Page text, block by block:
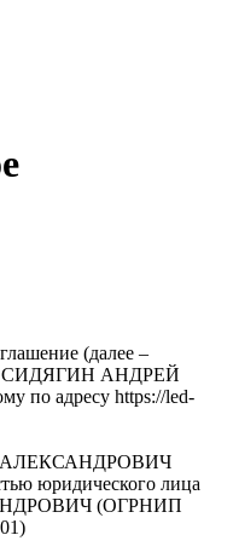
(далее –
СИДЯГИН АНДРЕЙ
по адресу https://led-
АЛЕКСАНДРОВИЧ
юридического лица
(ОГРНИП